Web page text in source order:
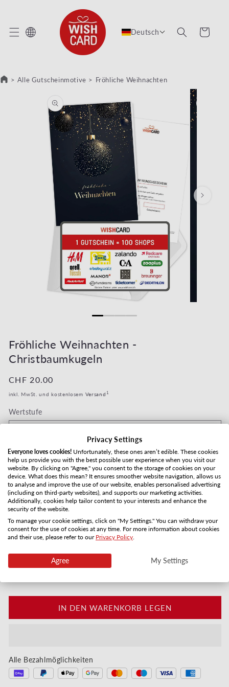
ZUM INHALT
Deutsch Warenkorb
> Alle Gutscheinmotive > Fröhliche Weihnachten
Fröhliche Weihnachten -
Christbaumkugeln
Normaler Preis
CHF 20.00
inkl. MwSt. und kostenlosem Versand 1
Wertstufe
Versandart
Karte per Post
3-5 Versandtage
PDF per E-Mail
Sofort
Anzahl
Verringere die Menge für Fröhliche Weihnachten -
Erhöhe die Menge für Fröhliche
Sofort digital oder in 3–5 Werktagen per Post
IN DEN WARENKORB LEGEN
Alle Bezahlmöglichkeiten
Privacy Settings
Everyone loves cookies! Unfortunately, these ones aren’t edible. These cookies
help us provide you with the best possible user experience when you visit our
website. By clicking on "Agree," you consent to the storage of cookies on your
device. What does this mean? It ensures smoother website navigation, allows us
to analyse and improve the use of our website, enables personalised advertising
(including on third-party websites), and supports our marketing activities.
Additionally, cookies help tailor content to your interests and enhance the
security of the website.
To manage your cookie settings, click on "My Settings." You can withdraw your
consent for the use of cookies at any time. For more information about cookies
and their use, please refer to our Privacy Policy.
Agree My Settings